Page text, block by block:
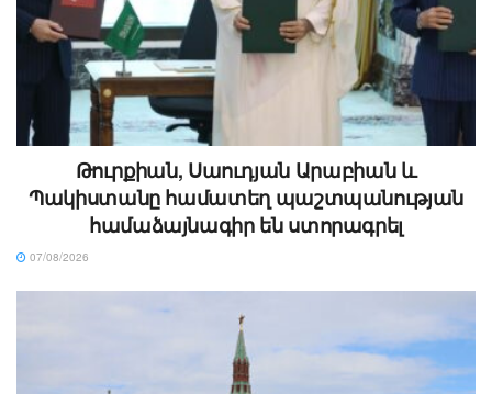
Թուրքիան, Սաուդյան Արաբիան և
Պակիստանը համատեղ պաշտպանության
համաձայնագիր են ստորագրել
07/08/2026